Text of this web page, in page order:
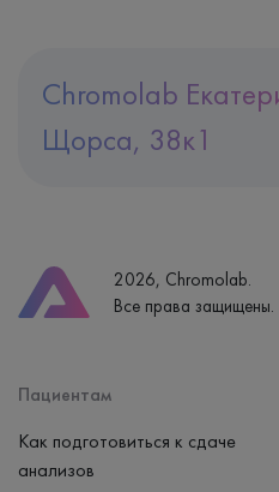
Chromolab
Щорса, 38к1
Часы работы
пн-вс: 7:30-15:00
2026, Chromolab.
Все права защищены.
Пациентам
Как подготовиться к сдаче
анализов